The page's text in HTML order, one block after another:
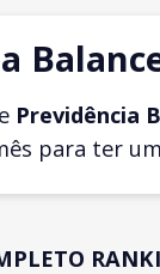
Previdência
para ter